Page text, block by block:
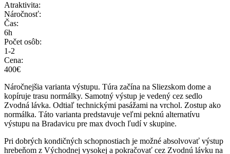
Atraktivita:
Náročnosť:
Čas:
6h
Počet osôb:
1-2
Cena:
400€
Náročnejšia varianta výstupu. Túra začína na Sliezskom dome a
kopíruje trasu normálky. Samotný výstup je vedený cez sedlo
Zvodná lávka. Odtiaľ technickými pasážami na vrchol. Zostup ako
normálka. Táto varianta predstavuje veľmi peknú alternatívu
výstupu na Bradavicu pre max dvoch ľudí v skupine.
Pri dobrých kondičných schopnostiach je možné absolvovať výstup
hrebeňom z Východnej vysokej a pokračovať cez Zvodnú lávku na